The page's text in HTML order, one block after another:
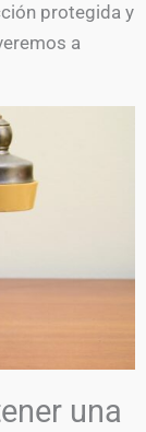
protegida y
a
una